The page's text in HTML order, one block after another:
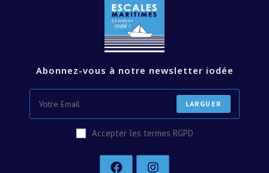
Abonnez-vous à notre newsletter iodée
LARGUER
Accepter les termes RGPD